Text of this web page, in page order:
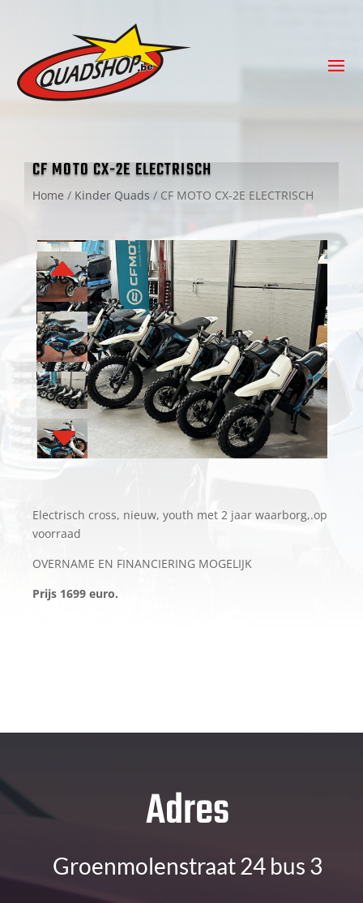
CF MOTO CX-2E ELECTRISCH
Home / Kinder Quads / CF MOTO CX-2E ELECTRISCH
Electrisch cross, nieuw, youth met 2 jaar waarborg,.op
voorraad
OVERNAME EN FINANCIERING MOGELIJK
Prijs 1699 euro.
Adres
Groenmolenstraat 24 bus 3